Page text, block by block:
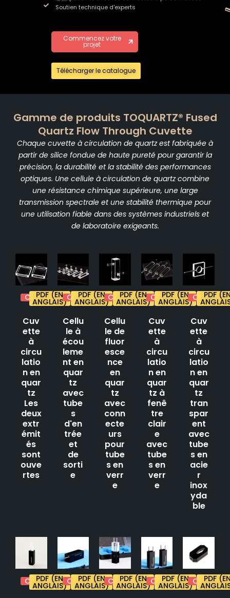
Soutien technique d'experts
Commencez votre
projet
Télécharger le catalogue
Gamme de produits TOQUARTZ® Fused
Quartz Flow Through Cuvette
Chaque cuvette à circulation de quartz est fabriquée à
partir de silice fondue de haute pureté pour garantir la
précision, la durabilité et la stabilité des performances
optiques. Une cellule à circulation de quartz combine
une résistance chimique supérieure, une large
transmission spectrale et une stabilité thermique pour
une utilisation fiable dans des systèmes industriels et
de laboratoire exigeants.
Citation
PDF (EN
ANGLAIS)
Cuv
ette
à
circu
latio
n en
quar
tz
Les
deux
extr
émit
és
sont
ouve
rtes
Citation
PDF (EN
ANGLAIS)
Cellu
le à
écou
leme
nt en
quar
tz
avec
tube
s
d'en
trée
et
de
sorti
e
Citation
PDF (EN
ANGLAIS)
Cellu
le de
fluor
esce
nce
en
quar
tz
avec
conn
ecte
urs
pour
tube
s en
verr
e
Citation
PDF (EN
ANGLAIS)
Cuv
ette
à
circu
latio
n en
quar
tz à
fenê
tre
clair
e
avec
tube
s en
verr
e
Citation
PDF
Cuv
ette
à
circu
latio
n en
quar
tz
tran
spar
ent
avec
tube
s en
acie
r
inox
yda
ble
Citation
PDF (EN
ANGLAIS)Citation
PDF (EN
ANGLAIS)Citation
PDF (EN
ANGLAIS)Citation
PDF (EN
ANGLAIS)Citation
PDF